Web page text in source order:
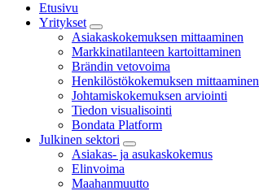
Etusivu
Yritykset
Asiakaskokemuksen mittaaminen
Markkinatilanteen kartoittaminen
Brändin vetovoima
Henkilöstökokemuksen mittaaminen
Johtamiskokemuksen arviointi
Tiedon visualisointi
Bondata Platform
Julkinen sektori
Asiakas- ja asukaskokemus
Elinvoima
Maahanmuutto